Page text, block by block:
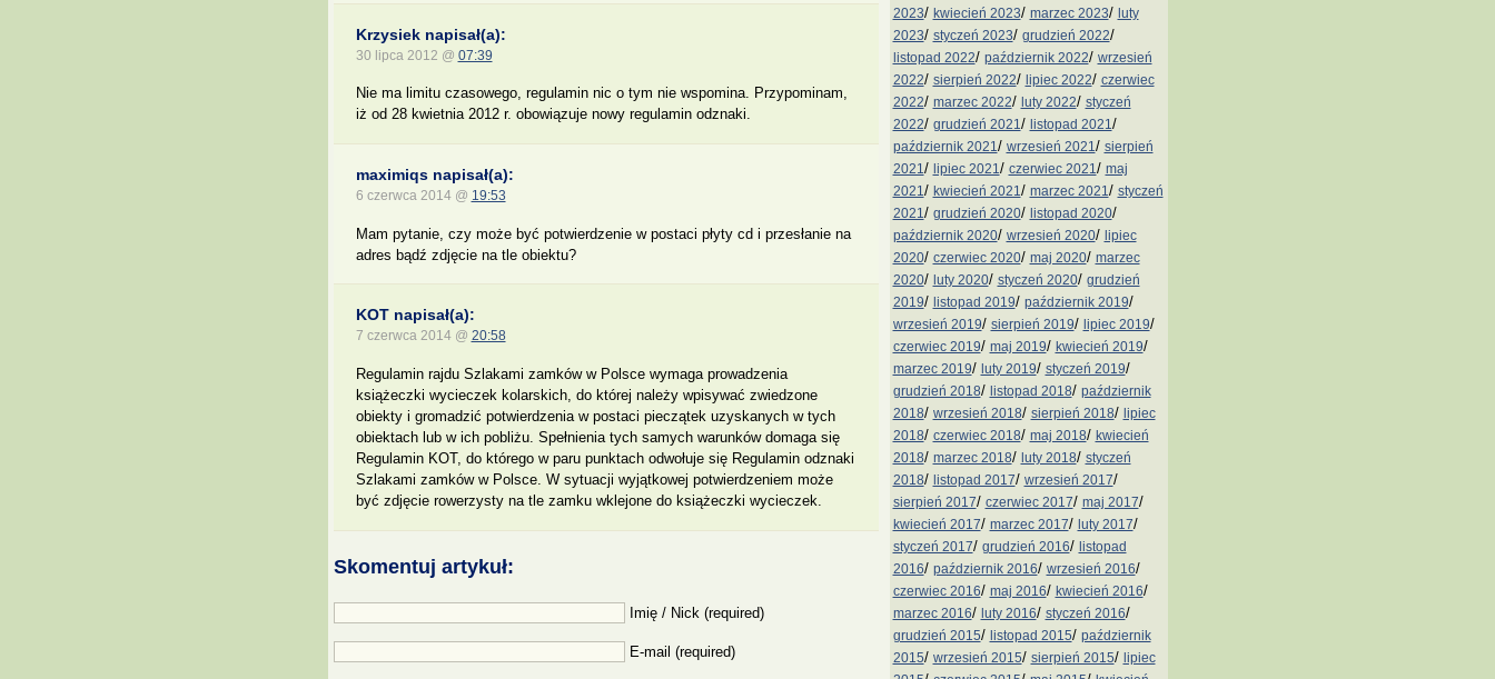
Krzysiek napisał(a):
30 lipca 2012 @ 07:39
Nie ma limitu czasowego, regulamin nic o tym nie wspomina. Przypominam,
iż od 28 kwietnia 2012 r. obowiązuje nowy regulamin odznaki.
maximiqs napisał(a):
6 czerwca 2014 @ 19:53
Mam pytanie, czy może być potwierdzenie w postaci płyty cd i przesłanie na
adres bądź zdjęcie na tle obiektu?
KOT napisał(a):
7 czerwca 2014 @ 20:58
Regulamin rajdu Szlakami zamków w Polsce wymaga prowadzenia
książeczki wycieczek kolarskich, do której należy wpisywać zwiedzone
obiekty i gromadzić potwierdzenia w postaci pieczątek uzyskanych w tych
obiektach lub w ich pobliżu. Spełnienia tych samych warunków domaga się
Regulamin KOT, do którego w paru punktach odwołuje się Regulamin odznaki
Szlakami zamków w Polsce. W sytuacji wyjątkowej potwierdzeniem może
być zdjęcie rowerzysty na tle zamku wklejone do książeczki wycieczek.
Skomentuj artykuł:
Imię / Nick (required)
E-mail (required)
2023/ kwiecień 2023/ marzec 2023/ luty
2023/ styczeń 2023/ grudzień 2022/
listopad 2022/ październik 2022/ wrzesień
2022/ sierpień 2022/ lipiec 2022/ czerwiec
2022/ marzec 2022/ luty 2022/ styczeń
2022/ grudzień 2021 / listopad 2021 /
październik 2021 / wrzesień 2021 / sierpień
2021 / lipiec 2021 / czerwiec 2021 / maj
2021 / kwiecień 2021 / marzec 2021 / styczeń
2021 / grudzień 2020/ listopad 2020/
październik 2020/ wrzesień 2020/ lipiec
2020/ czerwiec 2020/ maj 2020/ marzec
2020/ luty 2020/ styczeń 2020/ grudzień
2019/ listopad 2019/ październik 2019/
wrzesień 2019/ sierpień 2019/ lipiec 2019/
czerwiec 2019/ maj 2019/ kwiecień 2019/
marzec 2019/ luty 2019/ styczeń 2019/
grudzień 2018/ listopad 2018/ październik
2018/ wrzesień 2018/ sierpień 2018/ lipiec
2018/ czerwiec 2018/ maj 2018/ kwiecień
2018/ marzec 2018/ luty 2018/ styczeń
2018/ listopad 2017/ wrzesień 2017/
sierpień 2017/ czerwiec 2017/ maj 2017/
kwiecień 2017/ marzec 2017/ luty 2017/
styczeń 2017/ grudzień 2016/ listopad
2016/ październik 2016/ wrzesień 2016/
czerwiec 2016/ maj 2016/ kwiecień 2016/
marzec 2016/ luty 2016/ styczeń 2016/
grudzień 2015/ listopad 2015/ październik
2015/ wrzesień 2015/ sierpień 2015/ lipiec